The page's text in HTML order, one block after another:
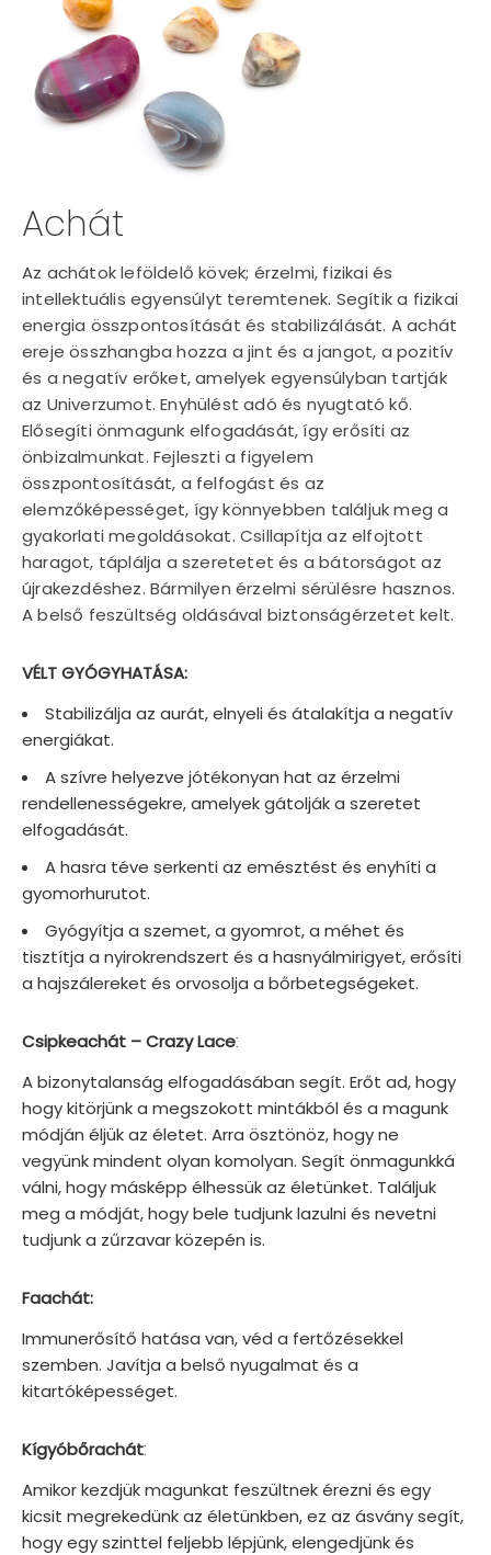
Achát
Az achátok leföldelő kövek; érzelmi, fizikai és
intellektuális egyensúlyt teremtenek. Segítik a fizikai
energia összpontosítását és stabilizálását. A achát
ereje összhangba hozza a jint és a jangot, a pozitív
és a negatív erőket, amelyek egyensúlyban tartják
az Univerzumot. Enyhülést adó és nyugtató kő.
Elősegíti önmagunk elfogadását, így erősíti az
önbizalmunkat. Fejleszti a figyelem
összpontosítását, a felfogást és az
elemzőképességet, így könnyebben találjuk meg a
gyakorlati megoldásokat. Csillapítja az elfojtott
haragot, táplálja a szeretetet és a bátorságot az
újrakezdéshez. Bármilyen érzelmi sérülésre hasznos.
A belső feszültség oldásával biztonságérzetet kelt.
VÉLT GYÓGYHATÁSA:
Stabilizálja az aurát, elnyeli és átalakítja a negatív
energiákat.
A szívre helyezve jótékonyan hat az érzelmi
rendellenességekre, amelyek gátolják a szeretet
elfogadását.
A hasra téve serkenti az emésztést és enyhíti a
gyomorhurutot.
Gyógyítja a szemet, a gyomrot, a méhet és
tisztítja a nyirokrendszert és a hasnyálmirigyet, erősíti
a hajszálereket és orvosolja a bőrbetegségeket.
Csipkeachát – Crazy Lace:
A bizonytalanság elfogadásában segít. Erőt ad, hogy
hogy kitörjünk a megszokott mintákból és a magunk
módján éljük az életet. Arra ösztönöz, hogy ne
vegyünk mindent olyan komolyan. Segít önmagunkká
válni, hogy másképp élhessük az életünket. Találjuk
meg a módját, hogy bele tudjunk lazulni és nevetni
tudjunk a zűrzavar közepén is.
Faachát:
Immunerősítő hatása van, véd a fertőzésekkel
szemben. Javítja a belső nyugalmat és a
kitartóképességet.
Kígyóbőrachát:
Amikor kezdjük magunkat feszültnek érezni és egy
kicsit megrekedünk az életünkben, ez az ásvány segít,
hogy egy szinttel feljebb lépjünk, elengedjünk és